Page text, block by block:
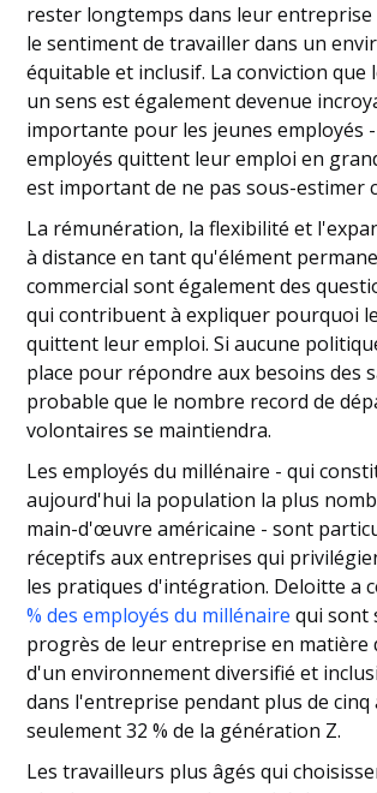
rester longtemps dans leur
le sentiment de travailler dans un
équitable et inclusif. La conviction que
un sens est également devenue
importante pour les jeunes employés
employés quittent leur emploi en
est important de ne pas sous-estimer
La rémunération, la flexibilité et
à distance en tant qu'élément
commercial sont également des
qui contribuent à expliquer pourquoi
quittent leur emploi. Si aucune
place pour répondre aux besoins des
probable que le nombre record de
volontaires se maintiendra.
Les employés du millénaire - qui
aujourd'hui la population la plus
main-d'œuvre américaine - sont
réceptifs aux entreprises qui
les pratiques d'intégration. Deloitte a
% des employés du millénaire qui sont
progrès de leur entreprise en matière
d'un environnement diversifié et
dans l'entreprise pendant plus de cinq
seulement 32 % de la génération Z.
Les travailleurs plus âgés qui